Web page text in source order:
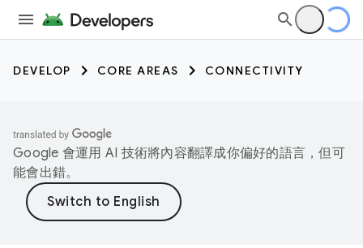
DEVELOP CORE AREAS CONNECTIVITY
Google 會運用 AI 技術將內容翻譯成你偏好的語言，但可
能會出錯。